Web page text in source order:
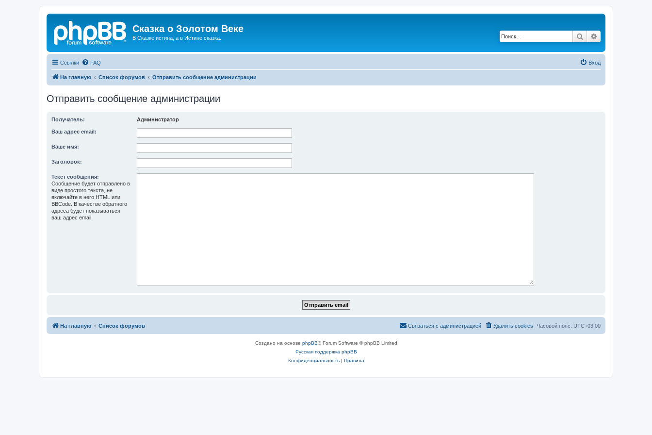
Сказка о Золотом Веке
В Сказке истина, а в Истине сказка. Поиск
Ссылки FAQ Вход
На главную Список форумов Отправить сообщение администрации
Отправить сообщение администрации
Получатель: Администратор
Ваш адрес email:
Ваше имя:
Заголовок:
Текст сообщения:
Сообщение будет отправлено в
виде простого текста, не
включайте в него HTML или
BBCode. В качестве обратного
адреса будет показываться
ваш адрес email.
На главную Список форумов Часовой пояс: UTC+03:00
Удалить cookies
Связаться с администрацией
Создано на основе phpBB® Forum Software © phpBB Limited
Русская поддержка phpBB
Конфиденциальность| Правила